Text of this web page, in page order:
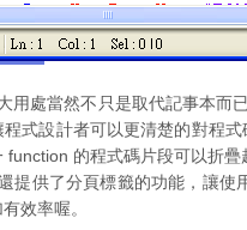
用處當然不只是取代記事本而
式設計者可以更清楚的對程
function 的程式碼片段可以折疊
提供了分頁標籤的功能，讓
效率喔。